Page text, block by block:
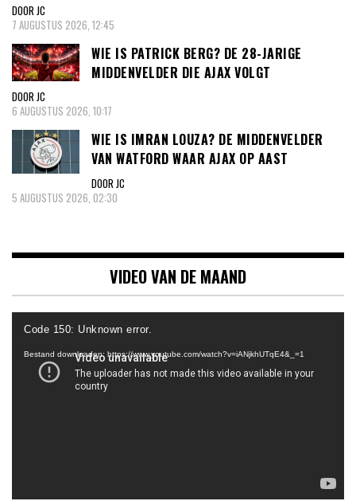
DOOR JC
7 AUGUSTUS 2026, 12:45
WIE IS PATRICK BERG? DE 28-JARIGE
MIDDENVELDER DIE AJAX VOLGT
DOOR JC
6 AUGUSTUS 2026, 10:17
WIE IS IMRAN LOUZA? DE MIDDENVELDER
VAN WATFORD WAAR AJAX OP AAST
DOOR JC
5 AUGUSTUS 2026, 02:30
VIDEO VAN DE MAAND
Videospeler
Code 150: Unknown error.
Bestand downloaden: https://www.youtube.com/watch?v=iANjkhUTqE4&_=1